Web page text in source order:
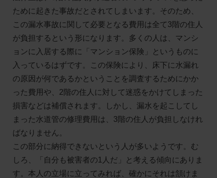
ために起きた事故だとされてしまいます。そのため、
この漏水事故に関して必要となる費用は全て3階の住人
が負担するという形になります。多くの人は、マンシ
ョンに入居する際に「マンション保険」というものに
入っているはずです。この保険により、床下に水漏れ
の原因が何であるかということを調査するためにかか
った費用や、2階の住人に対して迷惑をかけてしまった
損害などは補償されます。しかし、漏水を起こしてし
まった水道管の修理費用は、3階の住人が負担しなけれ
ばなりません。
この部分に納得できないという人が多いようです。む
しろ、「自分も被害者の1人だ」と考える傾向にありま
す。本人の立場に立ってみれば、確かにそれは頷けま